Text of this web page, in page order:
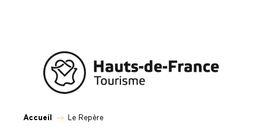
Accueil Le Repère